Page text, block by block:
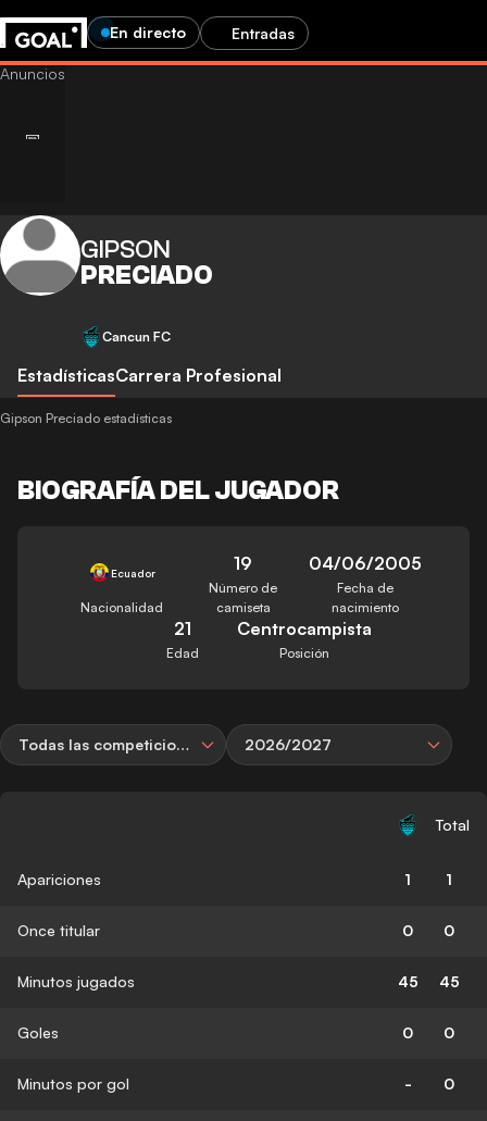
En directo Entradas
GIPSON
PRECIADO
Cancun FC
EstadísticasCarrera Profesional
Gipson Preciado estadísticas
BIOGRAFÍA DEL JUGADOR
Ecuador
Nacionalidad
19
Número de
camiseta
04/06/2005
Fecha de
nacimiento
21
Edad
Centrocampista
Posición
Todas las competiciones 2026/2027
Total
Apariciones 1 1
Once titular 0 0
Minutos jugados 45 45
Goles 0 0
Minutos por gol - 0